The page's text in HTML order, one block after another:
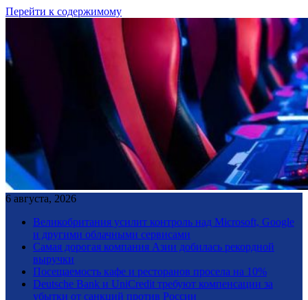
Перейти к содержимому
6 августа, 2026
Великобритания усилит контроль над Microsoft, Google
и другими облачными сервисами
Самая дорогая компания Азии добилась рекордной
выручки
Посещаемость кафе и ресторанов просела на 10%
Deutsche Bank и UniCredit требуют компенсации за
убытки от санкций против России